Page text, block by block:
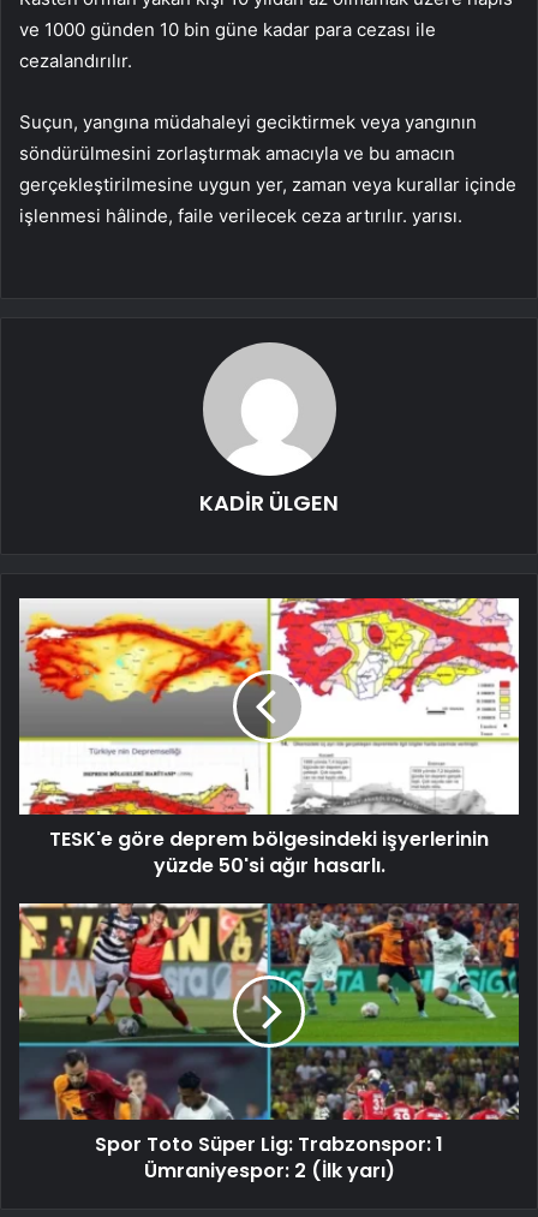
ve 1000 günden 10 bin güne kadar para cezası ile
cezalandırılır.
Suçun, yangına müdahaleyi geciktirmek veya yangının
söndürülmesini zorlaştırmak amacıyla ve bu amacın
gerçekleştirilmesine uygun yer, zaman veya kurallar içinde
işlenmesi hâlinde, faile verilecek ceza artırılır. yarısı.
KADİR ÜLGEN
TESK'e göre deprem bölgesindeki işyerlerinin
yüzde 50'si ağır hasarlı.
Spor Toto Süper Lig: Trabzonspor: 1
Ümraniyespor: 2 (İlk yarı)